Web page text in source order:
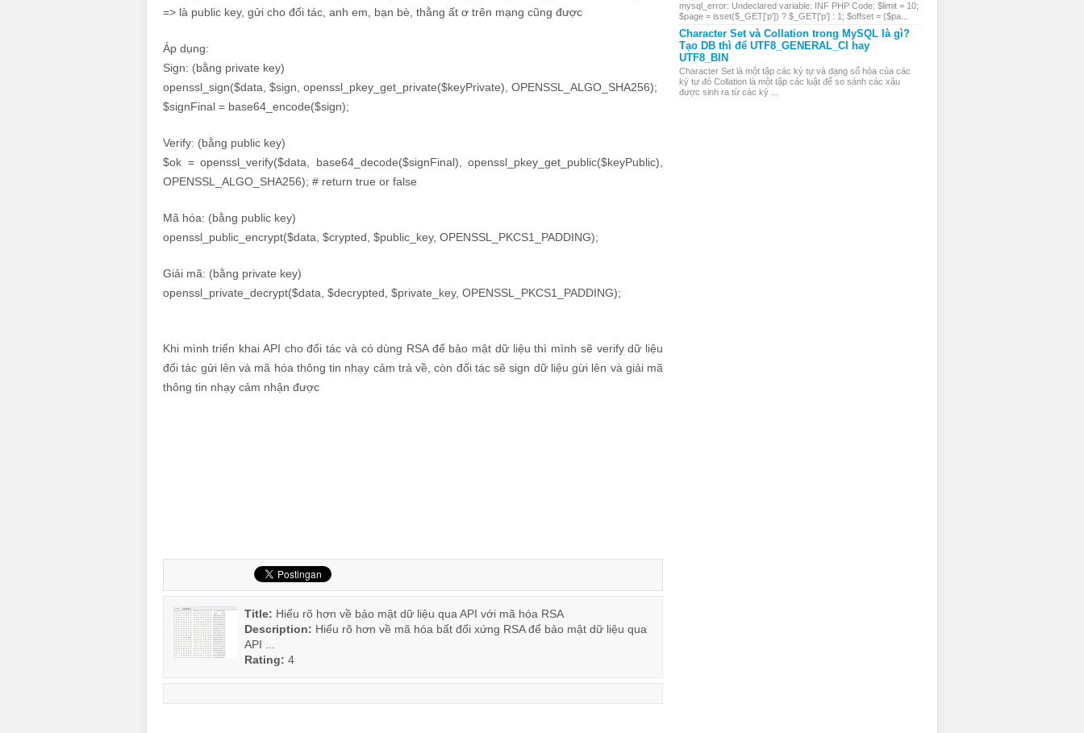
=> là public key, gửi cho đối tác, anh em, bạn bè, thằng ất ơ trên mạng cũng được
Áp dụng:
Sign: (bằng private key)
openssl_sign($data, $sign, openssl_pkey_get_private($keyPrivate), OPENSSL_ALGO_SHA256);
$signFinal = base64_encode($sign);
Verify: (bằng public key)
$ok = openssl_verify($data, base64_decode($signFinal), openssl_pkey_get_public($keyPublic),
OPENSSL_ALGO_SHA256); # return true or false
Mã hóa: (bằng public key)
openssl_public_encrypt($data, $crypted, $public_key, OPENSSL_PKCS1_PADDING);
Giải mã: (bằng private key)
openssl_private_decrypt($data, $decrypted, $private_key, OPENSSL_PKCS1_PADDING);
Khi mình triển khai API cho đối tác và có dùng RSA để bảo mật dữ liệu thì mình sẽ verify dữ liệu
đối tác gửi lên và mã hóa thông tin nhạy cảm trả về, còn đối tác sẽ sign dữ liệu gừi lên và giải mã
thông tin nhạy cảm nhận được
Title: Hiểu rõ hơn về bảo mật dữ liệu qua API với mã hóa RSA
Description: Hiểu rõ hơn về mã hóa bất đối xứng RSA để bảo mật dữ liệu qua
API ...
Rating: 4
mysql_error: Undeclared variable: INF PHP Code: $limit = 10;
$page = isset($_GET['p']) ? $_GET['p'] : 1; $offset = ($pa...
Character Set và Collation trong MySQL là gì?
Tạo DB thì để UTF8_GENERAL_CI hay
UTF8_BIN
Character Set là một tập các ký tự và dạng số hóa của các
ký tự đó Collation là một tập các luật để so sánh các xâu
được sinh ra từ các ký ...